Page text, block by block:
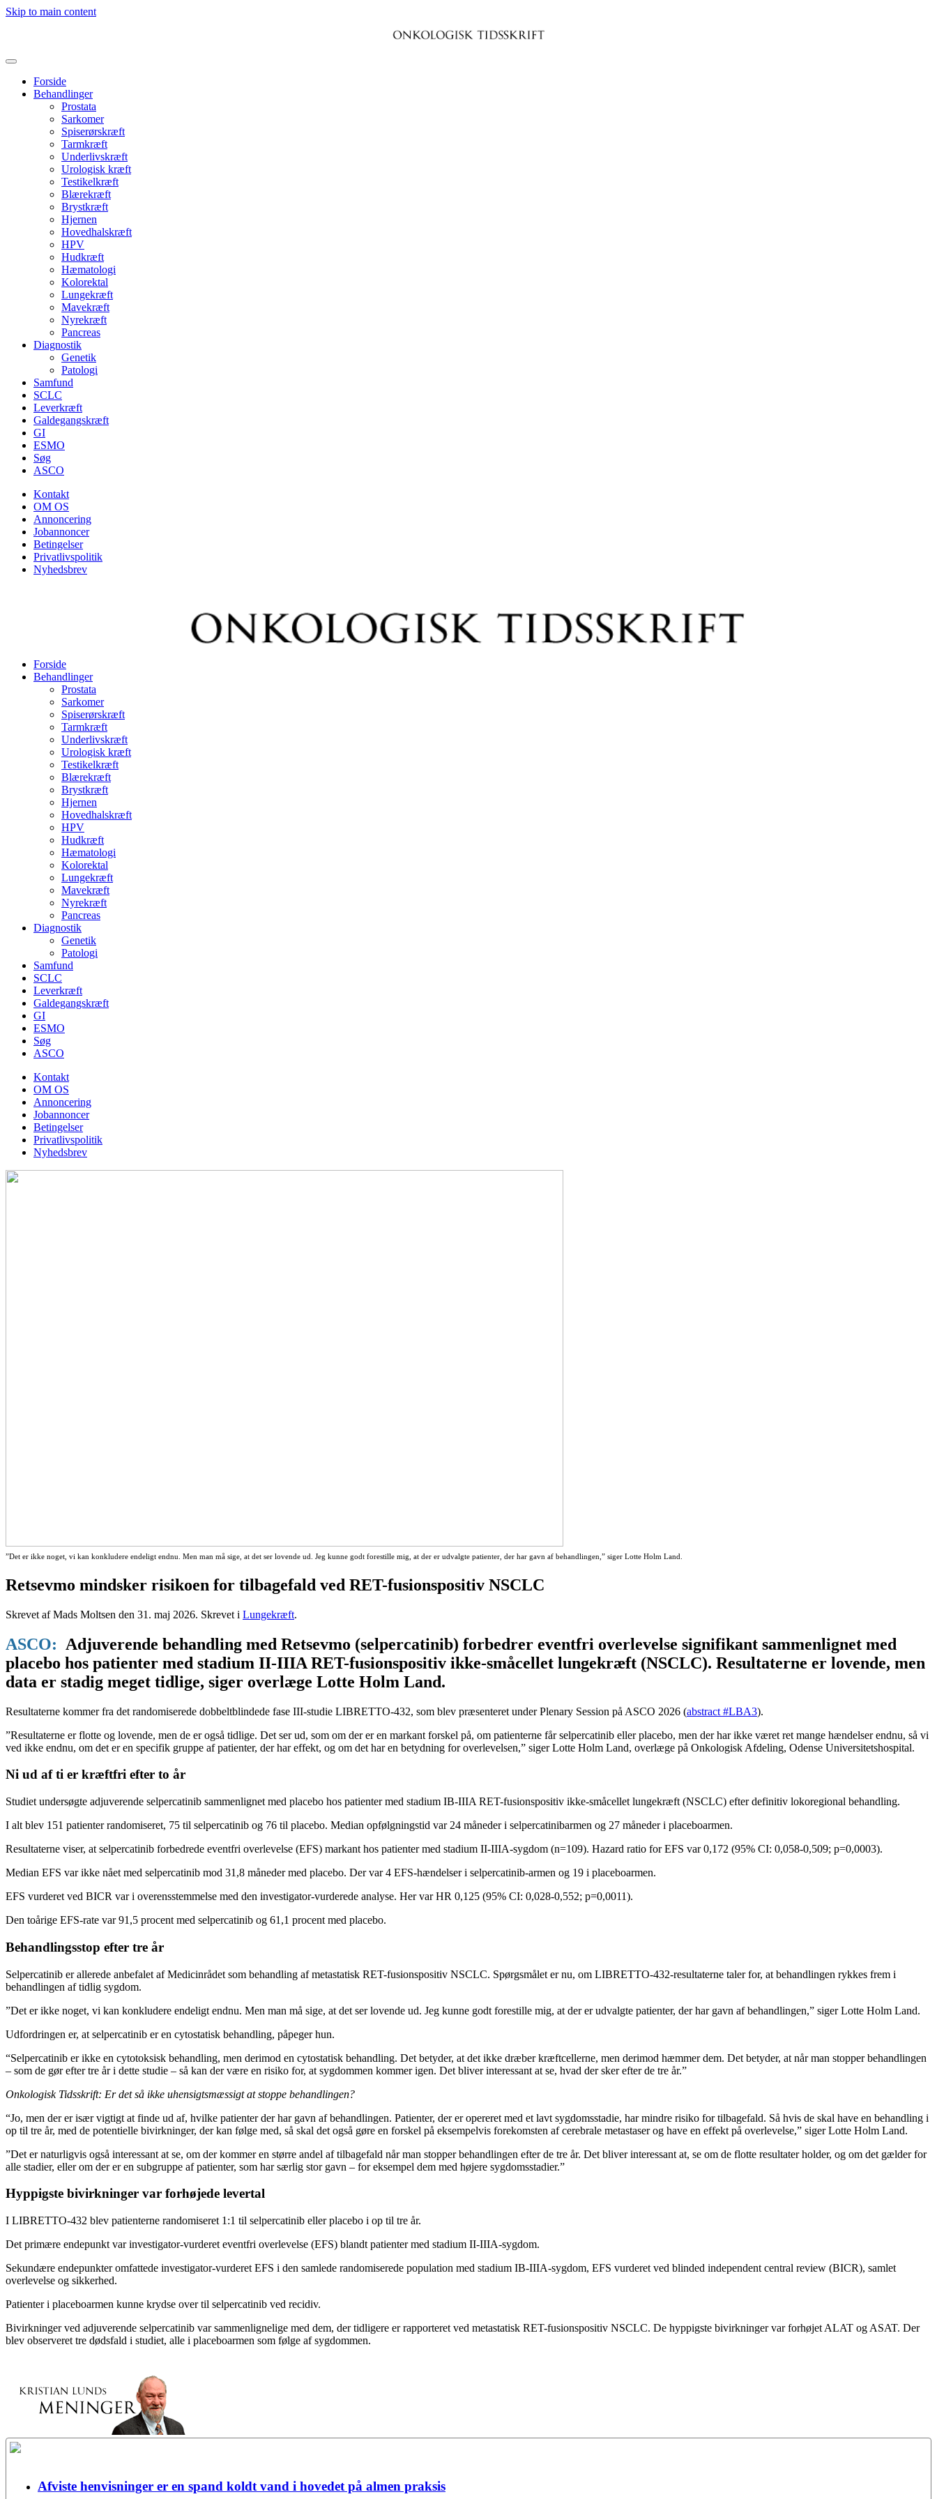
Skip to main content
Forside
Behandlinger
Prostata
Sarkomer
Spiserørskræft
Tarmkræft
Underlivskræft
Urologisk kræft
Testikelkræft
Blærekræft
Brystkræft
Hjernen
Hovedhalskræft
HPV
Hudkræft
Hæmatologi
Kolorektal
Lungekræft
Mavekræft
Nyrekræft
Pancreas
Diagnostik
Genetik
Patologi
Samfund
SCLC
Leverkræft
Galdegangskræft
GI
ESMO
Søg
ASCO
Kontakt
OM OS
Annoncering
Jobannoncer
Betingelser
Privatlivspolitik
Nyhedsbrev
Forside
Behandlinger
Prostata
Sarkomer
Spiserørskræft
Tarmkræft
Underlivskræft
Urologisk kræft
Testikelkræft
Blærekræft
Brystkræft
Hjernen
Hovedhalskræft
HPV
Hudkræft
Hæmatologi
Kolorektal
Lungekræft
Mavekræft
Nyrekræft
Pancreas
Diagnostik
Genetik
Patologi
Samfund
SCLC
Leverkræft
Galdegangskræft
GI
ESMO
Søg
ASCO
Kontakt
OM OS
Annoncering
Jobannoncer
Betingelser
Privatlivspolitik
Nyhedsbrev
”Det er ikke noget, vi kan konkludere endeligt endnu. Men man må sige, at det ser lovende ud. Jeg kunne godt forestille mig, at der er udvalgte patienter, der har gavn af behandlingen,” siger Lotte Holm Land.
Retsevmo mindsker risikoen for tilbagefald ved RET-fusionspositiv NSCLC
Skrevet af Mads Moltsen den 31. maj 2026. Skrevet i Lungekræft.
ASCO: Adjuverende behandling med Retsevmo (selpercatinib) forbedrer eventfri overlevelse signifikant sammenlignet med
placebo hos patienter med stadium II-IIIA RET-fusionspositiv ikke-småcellet lungekræft (NSCLC). Resultaterne er lovende, men
data er stadig meget tidlige, siger overlæge Lotte Holm Land.
Resultaterne kommer fra det randomiserede dobbeltblindede fase III-studie LIBRETTO-432, som blev præsenteret under Plenary Session på ASCO 2026 (abstract #LBA3).
”Resultaterne er flotte og lovende, men de er også tidlige. Det ser ud, som om der er en markant forskel på, om patienterne får selpercatinib eller placebo, men der har ikke været ret mange hændelser endnu, så vi
ved ikke endnu, om det er en specifik gruppe af patienter, der har effekt, og om det har en betydning for overlevelsen,” siger Lotte Holm Land, overlæge på Onkologisk Afdeling, Odense Universitetshospital.
Ni ud af ti er kræftfri efter to år
Studiet undersøgte adjuverende selpercatinib sammenlignet med placebo hos patienter med stadium IB-IIIA RET-fusionspositiv ikke-småcellet lungekræft (NSCLC) efter definitiv lokoregional behandling.
I alt blev 151 patienter randomiseret, 75 til selpercatinib og 76 til placebo. Median opfølgningstid var 24 måneder i selpercatinibarmen og 27 måneder i placeboarmen.
Resultaterne viser, at selpercatinib forbedrede eventfri overlevelse (EFS) markant hos patienter med stadium II-IIIA-sygdom (n=109). Hazard ratio for EFS var 0,172 (95% CI: 0,058-0,509; p=0,0003).
Median EFS var ikke nået med selpercatinib mod 31,8 måneder med placebo. Der var 4 EFS-hændelser i selpercatinib-armen og 19 i placeboarmen.
EFS vurderet ved BICR var i overensstemmelse med den investigator-vurderede analyse. Her var HR 0,125 (95% CI: 0,028-0,552; p=0,0011).
Den toårige EFS-rate var 91,5 procent med selpercatinib og 61,1 procent med placebo.
Behandlingsstop efter tre år
Selpercatinib er allerede anbefalet af Medicinrådet som behandling af metastatisk RET-fusionspositiv NSCLC. Spørgsmålet er nu, om LIBRETTO-432-resultaterne taler for, at behandlingen rykkes frem i
behandlingen af tidlig sygdom.
”Det er ikke noget, vi kan konkludere endeligt endnu. Men man må sige, at det ser lovende ud. Jeg kunne godt forestille mig, at der er udvalgte patienter, der har gavn af behandlingen,” siger Lotte Holm Land.
Udfordringen er, at selpercatinib er en cytostatisk behandling, påpeger hun.
“Selpercatinib er ikke en cytotoksisk behandling, men derimod en cytostatisk behandling. Det betyder, at det ikke dræber kræftcellerne, men derimod hæmmer dem. Det betyder, at når man stopper behandlingen
– som de gør efter tre år i dette studie – så kan der være en risiko for, at sygdommen kommer igen. Det bliver interessant at se, hvad der sker efter de tre år.”
Onkologisk Tidsskrift: Er det så ikke uhensigtsmæssigt at stoppe behandlingen?
“Jo, men der er især vigtigt at finde ud af, hvilke patienter der har gavn af behandlingen. Patienter, der er opereret med et lavt sygdomsstadie, har mindre risiko for tilbagefald. Så hvis de skal have en behandling i
op til tre år, med de potentielle bivirkninger, der kan følge med, så skal det også gøre en forskel på eksempelvis forekomsten af cerebrale metastaser og have en effekt på overlevelse,” siger Lotte Holm Land.
”Det er naturligvis også interessant at se, om der kommer en større andel af tilbagefald når man stopper behandlingen efter de tre år. Det bliver interessant at, se om de flotte resultater holder, og om det gælder for
alle stadier, eller om der er en subgruppe af patienter, som har særlig stor gavn – for eksempel dem med højere sygdomsstadier.”
Hyppigste bivirkninger var forhøjede levertal
I LIBRETTO-432 blev patienterne randomiseret 1:1 til selpercatinib eller placebo i op til tre år.
Det primære endepunkt var investigator-vurderet eventfri overlevelse (EFS) blandt patienter med stadium II-IIIA-sygdom.
Sekundære endepunkter omfattede investigator-vurderet EFS i den samlede randomiserede population med stadium IB-IIIA-sygdom, EFS vurderet ved blinded independent central review (BICR), samlet
overlevelse og sikkerhed.
Patienter i placeboarmen kunne krydse over til selpercatinib ved recidiv.
Bivirkninger ved adjuverende selpercatinib var sammenlignelige med dem, der tidligere er rapporteret ved metastatisk RET-fusionspositiv NSCLC. De hyppigste bivirkninger var forhøjet ALAT og ASAT. Der
blev observeret tre dødsfald i studiet, alle i placeboarmen som følge af sygdommen.
Afviste henvisninger er en spand koldt vand i hovedet på almen praksis